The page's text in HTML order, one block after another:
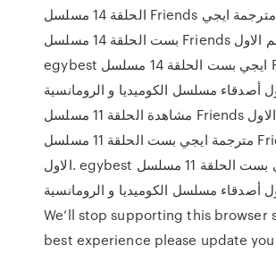
الحلقة 14 مسلسل Friends الموسم الاول مترجمة ايجي
بست الحلقة 14 مسلسل Friends الموسم الاول.
egybest ايجي بست الحلقة 14 مسلسل Friends
أصدقاء مسلسل الكوميديا و الرومانسية
مشاهدة الحلقة 11 مسلسل Friends الموسم الاول
مترجمة ايجي بست الحلقة 11 مسلسل Friends الموسم
الاول. egybest ايجي بست الحلقة 11 مسلسل Friends
أصدقاء مسلسل الكوميديا و الرومانسية
We’ll stop supporting this browser
best experience please update